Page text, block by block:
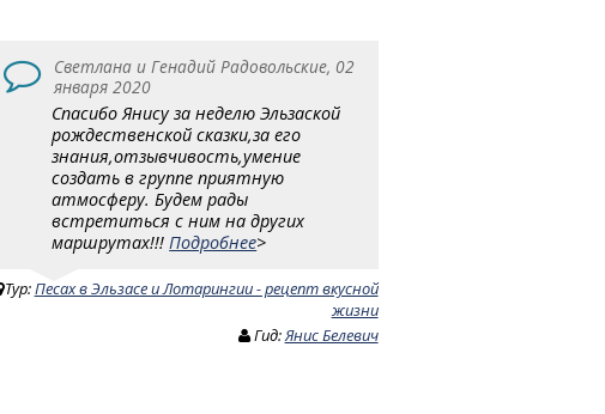
Светлана и Генадий Радовольские, 02
января 2020
Спасибо Янису за неделю Эльзаской
рождественской сказки,за его
знания,отзывчивость,умение
создать в группе приятную
атмосферу. Будем рады
встретиться с ним на других
маршрутах!!!Подробнее>
Тур:Песах в Эльзасе и Лотарингии - рецепт вкусной
жизни
Гид:Янис Белевич